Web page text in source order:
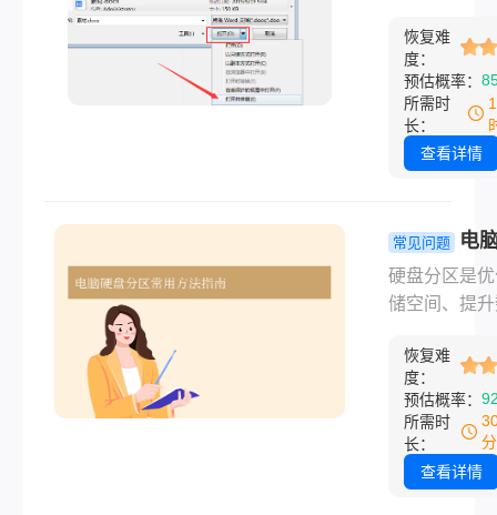
操作到专业
全流程，助
挽救损坏视
致无法打开
异常时，可
以下多种修
法。那么
文件怎么修
案，帮助您
复重要文档。
恢复难
度：
预估概率：
所需时
长：
查看详情
常见问题
电
怎么分区？
础到进阶的
硬盘分区是
储空间、提
作。无论是
首次分区，
整现有分区
合理规划分
都能让电脑
恢复难
度：
预估概率：
所需时
长：
查看详情